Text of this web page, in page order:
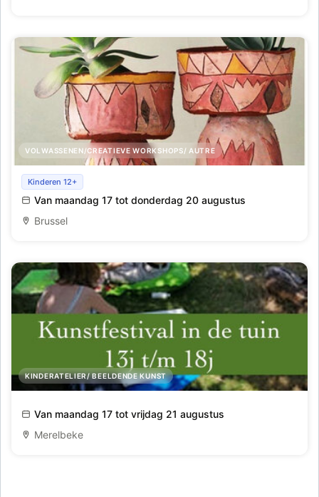
VOLWASSENEN/CREATIEVE WORKSHOPS/ AUTRE
Maak je eigen bloempotten !
Kinderen 12+
Van maandag 17 tot donderdag 20 augustus
Brussel
KINDERATELIER/ BEELDENDE KUNST
'Kunstenfestival'- kamp voor jongeren
Van maandag 17 tot vrijdag 21 augustus
Merelbeke